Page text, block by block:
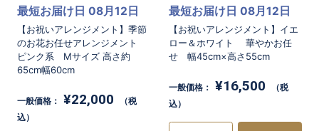
【お祝いアレンジメント】季節
のお花お任せアレンジメント
ピンク系 Mサイズ 高さ約
65cm幅60cm
最短お届け日 08月12日
一般価格： ¥22,000
（税
込）
【お祝いアレンジメント】イエ
ロー＆ホワイト 華やかお任
せ 幅45cm×高さ55cm
最短お届け日 08月12日
一般価格： ¥16,500
（税
込）